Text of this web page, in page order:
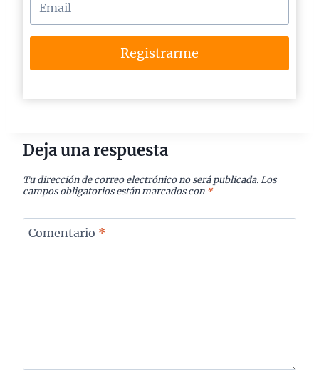
Registrarme
Deja una respuesta
Tu dirección de correo electrónico no será publicada. Los
campos obligatorios están marcados con *
Comentario *